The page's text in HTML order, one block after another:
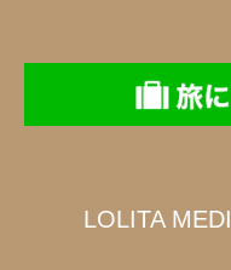
LOLITA